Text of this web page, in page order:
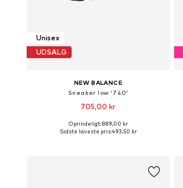
Unisex
UDSALG
NEW BALANCE
Sneaker low '740'
705,00 kr
+7
Fås i mange størrelser
Oprindeligt: 889,00 kr
Sidste laveste pris:493,50 kr